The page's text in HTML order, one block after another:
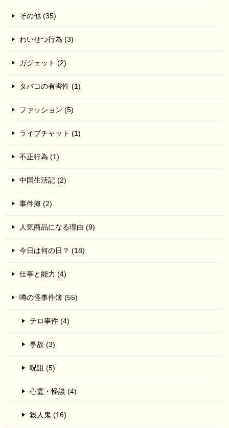
その他 (35)
わいせつ行為 (3)
ガジェット (2)
タバコの有害性 (1)
ファッション (5)
ライブチャット (1)
不正行為 (1)
中国生活記 (2)
事件簿 (2)
人気商品になる理由 (9)
今日は何の日？ (18)
仕事と能力 (4)
噂の怪事件簿 (55)
テロ事件 (4)
事故 (3)
呪詛 (5)
心霊・怪談 (4)
殺人鬼 (16)